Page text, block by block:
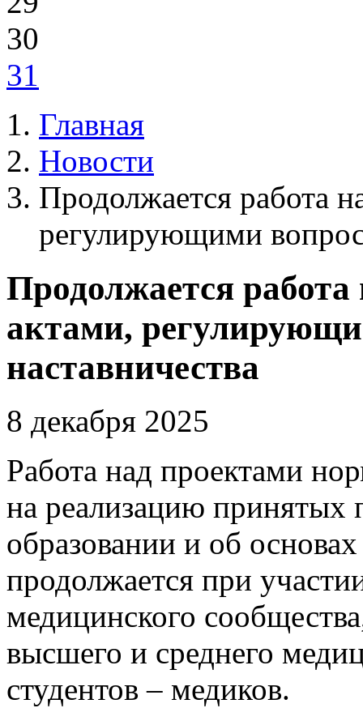
30
31
Главная
Новости
Продолжается работа
регулирующими
Продолжается
актами,
наставничества
8 декабря 2025
Работа над проектами
на реализацию принятых
образовании и об
продолжается при
медицинского
высшего и среднего
студентов – медиков.